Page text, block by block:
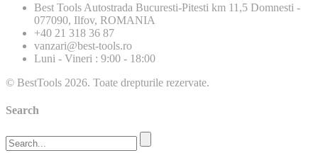
Best Tools Autostrada Bucuresti-Pitesti km 11,5 Domnesti -
077090, Ilfov, ROMANIA
+40 21 318 36 87
vanzari@best-tools.ro
Luni - Vineri : 9:00 - 18:00
© BestTools 2026. Toate drepturile rezervate.
Search